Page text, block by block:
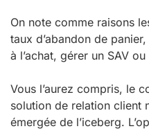
On note comme raisons
taux d’abandon de
à l’achat, gérer un SAV
Vous l’aurez compris, le
solution de relation client
émergée de l’iceberg.